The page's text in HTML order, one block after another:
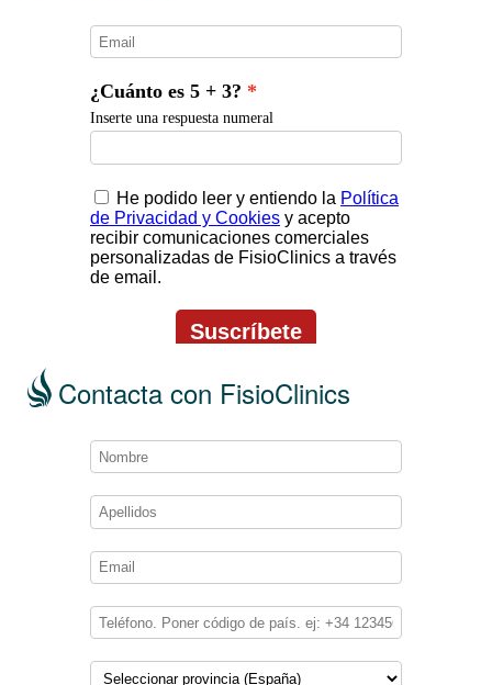
Contacta con FisioClinics